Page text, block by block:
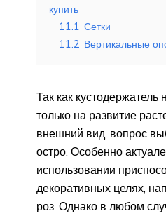
купить
11.1 Сетки
11.2 Вертикальные
Так как
только на развитие
внешний вид, вопрос
остро. Особенно
использовании
декоративных целях,
роз. Однако в любом